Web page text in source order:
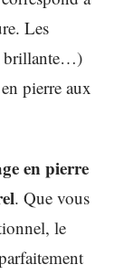
Les
brillante…)
pierre aux
en pierre
. Que vous
le